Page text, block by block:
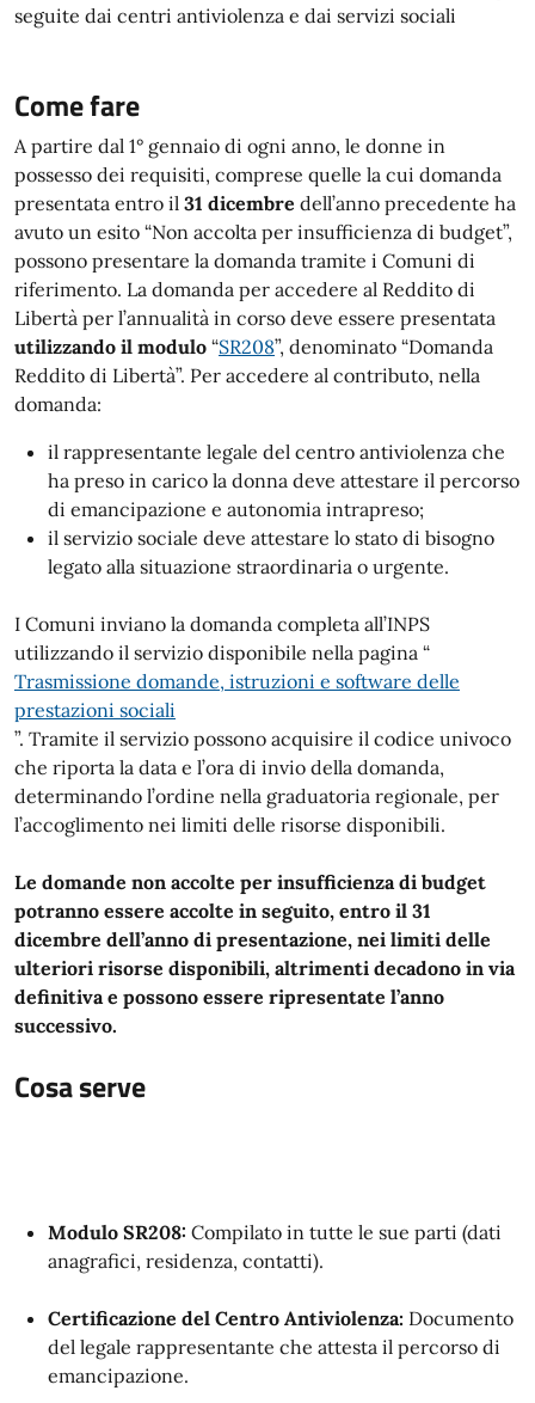
seguite dai centri antiviolenza e dai servizi sociali
Come fare
A partire dal 1° gennaio di ogni anno, le donne in
possesso dei requisiti, comprese quelle la cui domanda
presentata entro il 31 dicembre dell’anno precedente ha
avuto un esito “Non accolta per insufficienza di budget”,
possono presentare la domanda tramite i Comuni di
riferimento. La domanda per accedere al Reddito di
Libertà per l’annualità in corso deve essere presentata
utilizzando il modulo “SR208”, denominato “Domanda
Reddito di Libertà”. Per accedere al contributo, nella
domanda:
il rappresentante legale del centro antiviolenza che
ha preso in carico la donna deve attestare il percorso
di emancipazione e autonomia intrapreso;
il servizio sociale deve attestare lo stato di bisogno
legato alla situazione straordinaria o urgente.
I Comuni inviano la domanda completa all’INPS
utilizzando il servizio disponibile nella pagina “
Trasmissione domande, istruzioni e software delle
prestazioni sociali
”. Tramite il servizio possono acquisire il codice univoco
che riporta la data e l’ora di invio della domanda,
determinando l’ordine nella graduatoria regionale, per
l’accoglimento nei limiti delle risorse disponibili.
Le domande non accolte per insufficienza di budget
potranno essere accolte in seguito, entro il 31
dicembre dell’anno di presentazione, nei limiti delle
ulteriori risorse disponibili, altrimenti decadono in via
definitiva e possono essere ripresentate l’anno
successivo.
Cosa serve
Modulo SR208: Compilato in tutte le sue parti (dati
anagrafici, residenza, contatti).
Certificazione del Centro Antiviolenza: Documento
del legale rappresentante che attesta il percorso di
emancipazione.